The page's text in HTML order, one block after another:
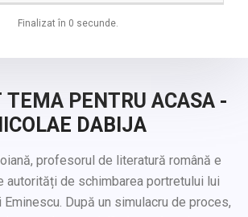
Finalizat în 0 secunde.
TEMA PENTRU ACASA -
DABIJA
profesorul de literatură română e
autorități de schimbarea portretului lui
După un simulacru de proces,